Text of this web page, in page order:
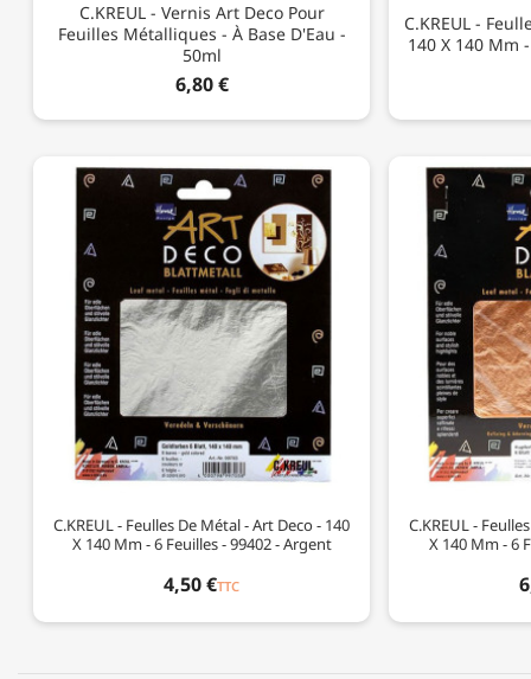
C.KREUL - Vernis Art Deco Pour
Feuilles Métalliques - À Base D'Eau -
50ml
6,80 €
C.KREUL -
140 X 140 Mm
C.KREUL - Feulles De Métal - Art Deco - 140
X 140 Mm - 6 Feuilles - 99402 - Argent
4,50 €TTC
C.KREUL -
X 140 Mm - 6